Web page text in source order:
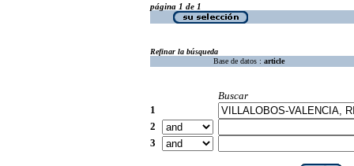
página 1 de 1
Refinar la búsqueda
Base de datos : article
Buscar
1
2
3